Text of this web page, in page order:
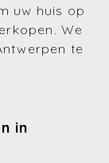
uw huis op
We
te
in